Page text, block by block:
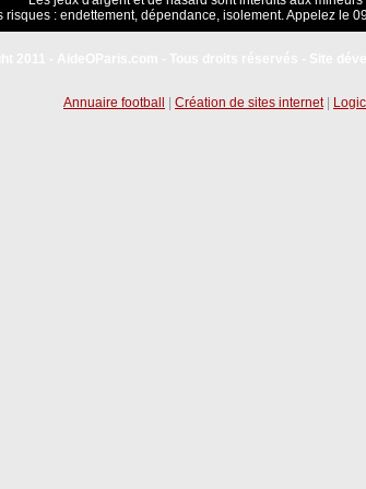
risques : endettement, dépendance, isolement. Appelez le
Annuaire football Création de sites internet|